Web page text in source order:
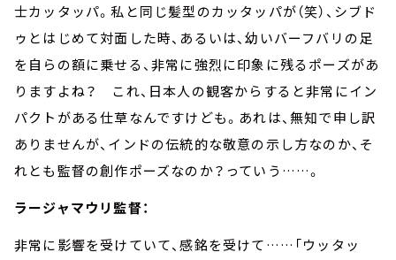
士カッタッパ。私と同じ髪型のカッタッパが（笑）、シブド
ゥとはじめて対面した時、あるいは、幼いバーフバリの足
を自らの額に乗せる、非常に強烈に印象に残るポーズがあ
りますよね？ これ、日本人の観客からすると非常にイン
パクトがある仕草なんですけども。あれは、無知で申し訳
ありませんが、インドの伝統的な敬意の示し方なのか、そ
れとも監督の創作ポーズなのか？っていう ……。
ラージャマウリ監督：
非常に影響を受けていて、感銘を受けて…… 「ウッタッ